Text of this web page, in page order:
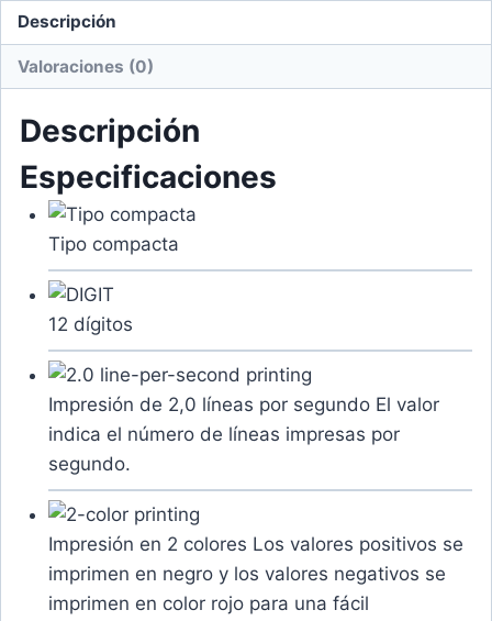
Descripción
Valoraciones (0)
Descripción
Especificaciones
Tipo compacta
12 dígitos
Impresión de 2,0 líneas por segundo El valor
indica el número de líneas impresas por
segundo.
Impresión en 2 colores Los valores positivos se
imprimen en negro y los valores negativos se
imprimen en color rojo para una fácil